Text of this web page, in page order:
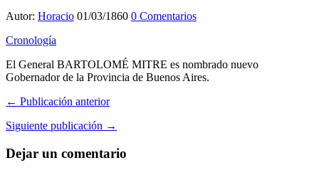
Autor: Horacio 01/03/1860 0 Comentarios
Cronología
El General BARTOLOMÉ MITRE es nombrado nuevo
Gobernador de la Provincia de Buenos Aires.
← Publicación anterior
Siguiente publicación →
Dejar un comentario